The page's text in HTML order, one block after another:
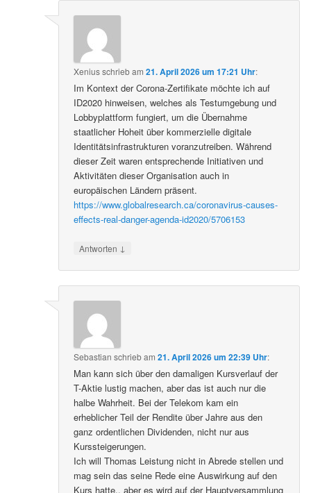
Xeniusschriebam21. April 2026 um 17:21 Uhr:
Im Kontext der Corona-Zertifikate möchte ich auf
ID2020 hinweisen, welches als Testumgebung und
Lobbyplattform fungiert, um die Übernahme
staatlicher Hoheit über kommerzielle digitale
Identitätsinfrastrukturen voranzutreiben. Während
dieser Zeit waren entsprechende Initiativen und
Aktivitäten dieser Organisation auch in
europäischen Ländern präsent.
https://www.globalresearch.ca/coronavirus-causes-
effects-real-danger-agenda-id2020/5706153
Antworten ↓
Sebastian schriebam21. April 2026 um 22:39 Uhr:
Man kann sich über den damaligen Kursverlauf der
T-Aktie lustig machen, aber das ist auch nur die
halbe Wahrheit. Bei der Telekom kam ein
erheblicher Teil der Rendite über Jahre aus den
ganz ordentlichen Dividenden, nicht nur aus
Kurssteigerungen.
Ich will Thomas Leistung nicht in Abrede stellen und
mag sein das seine Rede eine Auswirkung auf den
Kurs hatte,, aber es wird auf der Hauptversammlung